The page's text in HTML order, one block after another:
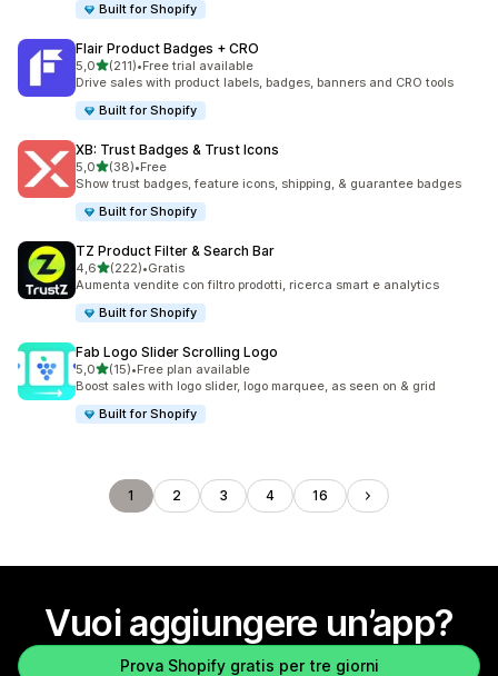
Built for Shopify
Flair Product Badges + CRO
5,0stelle su 5
(211)
211 recensioni totali
•Free trial available
Drive sales with product labels, badges, banners and CRO tools
Built for Shopify
XB: Trust Badges & Trust Icons
5,0stelle su 5
(38)
38 recensioni totali
•Free
Show trust badges, feature icons, shipping, & guarantee badges
Built for Shopify
TZ Product Filter & Search Bar
4,6stelle su 5
(222)
222 recensioni totali
•Gratis
Aumenta vendite con filtro prodotti, ricerca smart e analytics
Built for Shopify
Fab Logo Slider Scrolling Logo
5,0stelle su 5
(15)
15 recensioni totali
•Free plan available
Boost sales with logo slider, logo marquee, as seen on & grid
Built for Shopify
1 2 3 4 16
Vuoi aggiungere un’app?
Prova Shopify gratis per tre giorni